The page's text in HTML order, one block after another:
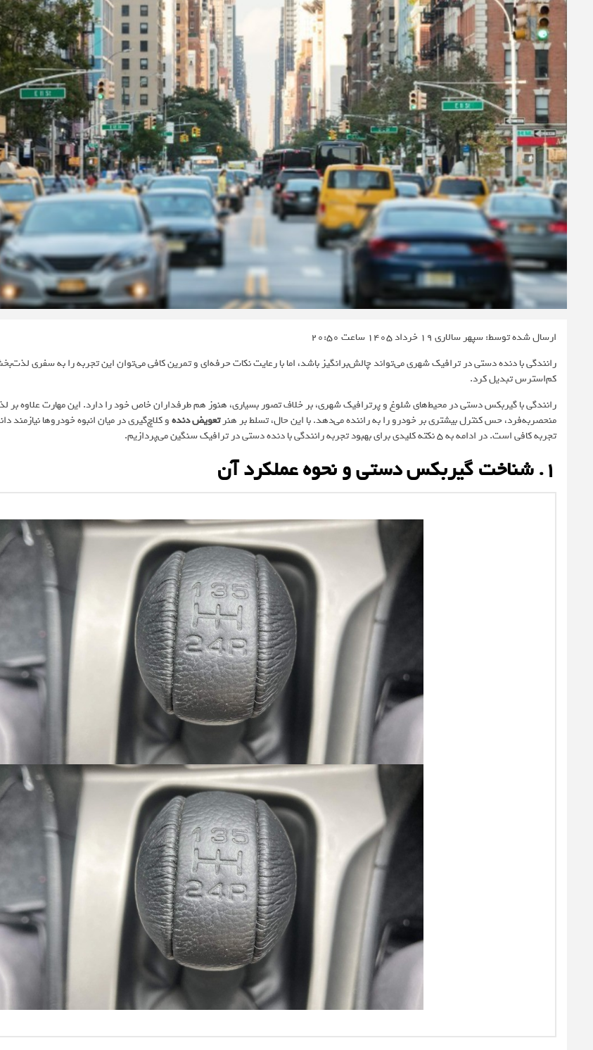
ارسال شده توسط: سپهر سالاری 19 خرداد 1405 ساعت 20:50
رانندگی با دنده دستی در ترافیک شهری می‌تواند چالش‌برانگیز باشد، اما با رعایت نکات حرفه‌ای و تمرین کافی می‌توان این تجربه را به سفری
کم‌استرس تبدیل کرد.
رانندگی با گیربکس دستی در محیط‌های شلوغ و پرترافیک شهری، بر خلاف تصور بسیاری، هنوز هم طرفداران خاص خود را دارد. این مهارت علاوه بر
منحصربه‌فرد، حس کنترل بیشتری بر خودرو را به راننده می‌دهد. با این حال، تسلط بر هنرتعویض دندهو کلاچ‌گیری در میان انبوه خودروها نیازمند
تجربه کافی است. در ادامه به ۵ نکته کلیدی برای بهبود تجربه رانندگی با دنده دستی در ترافیک سنگین می‌پردازیم.
۱. شناخت گیربکس دستی و نحوه عملکرد آن